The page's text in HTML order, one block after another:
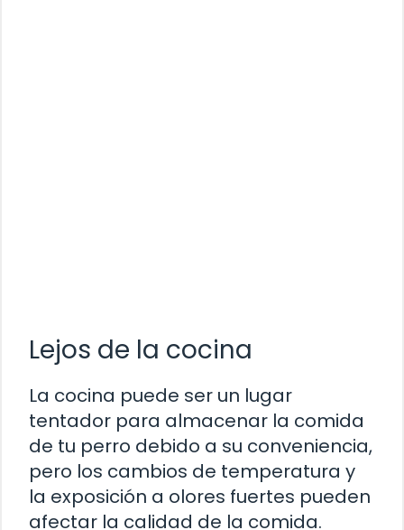
Lejos de la cocina
La cocina puede ser un lugar
tentador para almacenar la comida
de tu perro debido a su conveniencia,
pero los cambios de temperatura y
la exposición a olores fuertes pueden
afectar la calidad de la comida.